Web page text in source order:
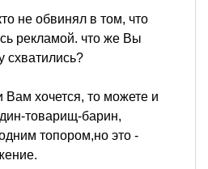
не обвинял в том, что
рекламой. что же Вы
схватились?
Вам хочется, то можете и
товарищ-барин,
топором,но это -